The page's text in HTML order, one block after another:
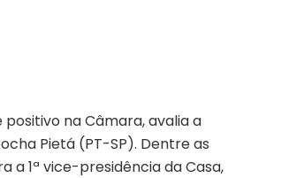
na Câmara, avalia a
Pietá (PT-SP). Dentre as
a 1ª vice-presidência da Casa,